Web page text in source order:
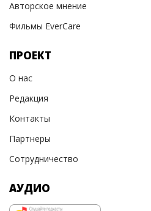
Авторское мнение
Фильмы EverCare
ПРОЕКТ
О нас
Редакция
Контакты
Партнеры
Сотрудничество
АУДИО